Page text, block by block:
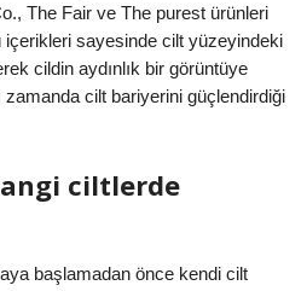
The Fair ve The purest ürünleri
içerikleri sayesinde cilt yüzeyindeki
cildin aydınlık bir görüntüye
zamanda cilt bariyerini güçlendirdiği
ciltlerde
başlamadan önce kendi cilt